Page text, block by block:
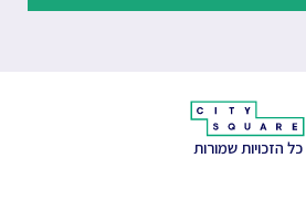
כל הזכויות שמורות